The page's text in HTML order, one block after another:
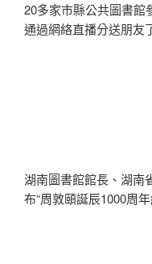
20多家市縣公共圖書館
通過網絡直播分送朋友
湖南圖書館館長、湖南
布“周敦頤誕辰1000周